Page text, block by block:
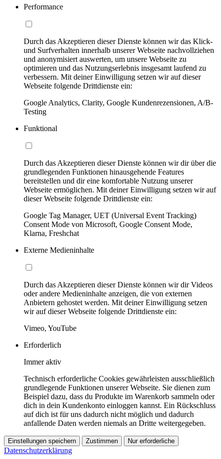
Performance
Durch das Akzeptieren dieser Dienste können wir das Klick-
und Surfverhalten innerhalb unserer Webseite nachvollziehen
und anonymisiert auswerten, um unsere Webseite zu
optimieren und das Nutzungserlebnis insgesamt laufend zu
verbessern. Mit deiner Einwilligung setzen wir auf dieser
Webseite folgende Drittdienste ein:
Google Analytics, Clarity, Google Kundenrezensionen, A/B-
Testing
Funktional
Durch das Akzeptieren dieser Dienste können wir dir über die
grundlegenden Funktionen hinausgehende Features
bereitstellen und dir eine komfortable Nutzung unserer
Webseite ermöglichen. Mit deiner Einwilligung setzen wir auf
dieser Webseite folgende Drittdienste ein:
Google Tag Manager, UET (Universal Event Tracking)
Consent Mode von Microsoft, Google Consent Mode,
Klarna, Freshchat
Externe Medieninhalte
Durch das Akzeptieren dieser Dienste können wir dir Videos
oder andere Medieninhalte anzeigen, die von externen
Anbietern gehostet werden. Mit deiner Einwilligung setzen
wir auf dieser Webseite folgende Drittdienste ein:
Vimeo, YouTube
Erforderlich
Immer aktiv
Technisch erforderliche Cookies gewährleisten ausschließlich
grundlegende Funktionen unserer Webseite. Sie dienen zum
Beispiel dazu, dass du Produkte im Warenkorb sammeln oder
dich in dein Kundenkonto einloggen kannst. Ein Rückschluss
auf dich ist für uns dadurch nicht möglich und dadurch
anfallende Daten werden niemals an Dritte weitergegeben.
Einstellungen speichern Zustimmen Nur erforderliche
Datenschutzerklärung